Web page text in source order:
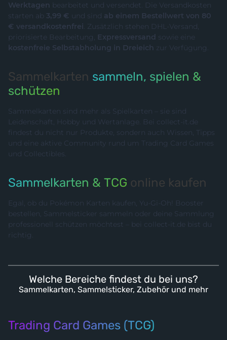
Werktagen bearbeitet und versendet. Die Versandkosten
starten ab 3,99 € und sind ab einem Bestellwert von 80
€ versandkostenfrei. Zusätzlich stehen DHL-Versand,
priorisierte Bearbeitung, Expressversand sowie eine
kostenfreie Selbstabholung in Dreieich zur Verfügung.
Sammelkarten sammeln, spielen &
schützen
Sammelkarten sind mehr als Spielkarten – sie sind
Leidenschaft, Hobby und Wertanlage. Bei collect-it.de
findest du nicht nur Produkte, sondern auch Wissen, Tipps
und eine aktive Community rund um Trading Card Games
und Collectibles.
Sammelkarten & TCG online kaufen
Egal, ob du Pokémon Karten kaufen, Yu-Gi-Oh! Booster
bestellen, Sammelsticker sammeln oder deine Sammlung
professionell schützen möchtest – bei collect-it.de bist du
richtig.
Welche Bereiche findest du bei uns?
Sammelkarten, Sammelsticker, Zubehör und mehr
Trading Card Games (TCG)